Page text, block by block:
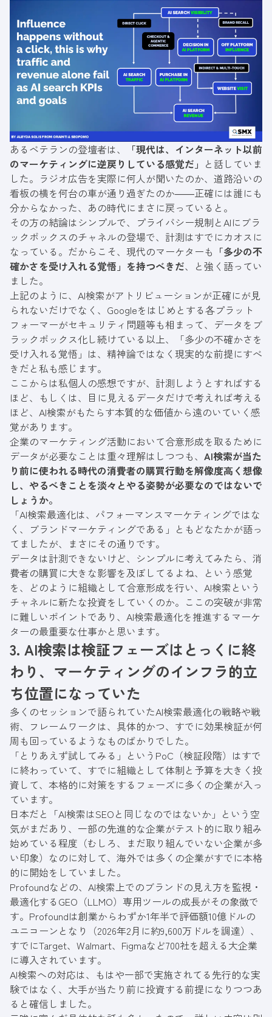
あるベテランの登壇者は、
「現代は、インターネット以前
のマーケティングに逆戻りしている感覚だ」 と話していま
した。ラジオ広告を実際に何人が聞いたのか、道路沿いの
看板の横を何台の車が通り過ぎたのか――正確には誰にも
分からなかった、あの時代にまさに戻っていると。
その方の結論はシンプルで、プライバシー規制とAIにブラ
ックボックスのチャネルの登場で、計測はすでにカオスに
なっている。だからこそ、現代のマーケターも 「多少の不
確かさを受け入れる覚悟」を持つべきだ、と強く語ってい
ました。
上記のように、AI検索がアトリビューションが正確にが見
られないだけでなく、Googleをはじめとする各プラット
フォーマーがセキュリティ問題等も相まって、データをブ
ラックボックス化し続けている以上、「多少の不確かさを
受け入れる覚悟」は、精神論ではなく現実的な前提にすべ
きだと私も感じます。
ここからは私個人の感想ですが、計測しようとすればする
ほど、もしくは、目に見えるデータだけで考えれば考える
ほど、AI検索がもたらす本質的な価値から遠のいていく感
覚があります。
企業のマーケティング活動において合意形成を取るために
データが必要なことは重々理解はしつつも、 AI検索が当た
り前に使われる時代の消費者の購買行動を解像度高く想像
し、やるべきことを淡々とやる姿勢が必要なのではないで
しょうか。
「AI検索最適化は、パフォーマンスマーケティングではな
く、ブランドマーケティングである」ともどなたかが語っ
てましたが、まさにその通りです。
データは計測できないけど、シンプルに考えてみたら、消
費者の購買に大きな影響を及ぼしてるよね、という感覚
を、どのように組織として合意形成を行い、AI検索という
チャネルに新たな投資をしていくのか。ここの突破が非常
に難しいポイントであり、AI検索最適化を推進するマーケ
ターの最重要な仕事かと思います。
3. AI検索は検証フェーズはとっくに終
わり、マーケティングのインフラ的立
ち位置になっていた
多くのセッションで語られていたAI検索最適化の戦略や戦
術、フレームワークは、具体的かつ、すでに効果検証が何
周も回っているようなものばかりでした。
「とりあえず試してみる」というPoC（検証段階）はすで
に終わっていて、すでに組織として体制と予算を大きく投
資して、本格的に対策をするフェーズに多くの企業が入っ
ています。
日本だと「AI検索はSEOと同じなのではないか」という空
気がまだあり、一部の先進的な企業がテスト的に取り組み
始めている程度（むしろ、まだ取り組んでいない企業が多
い印象）なのに対して、海外では多くの企業がすでに本格
的に開始をしていました。
Profoundなどの、AI検索上でのブランドの見え方を監視・
最適化するGEO（LLMO）専用ツールの成長がその象徴で
す。Profoundは創業からわずか1年半で評価額10億ドルの
ユニコーンとなり（2026年2月に約9,600万ドルを調達）、
すでにTarget、Walmart、Figmaなど700社を超える大企業
に導入されています。
AI検索への対応は、もはや一部で実施されてる先行的な実
験ではなく、大手が当たり前に投資する前提になりつつあ
ると確信しました。